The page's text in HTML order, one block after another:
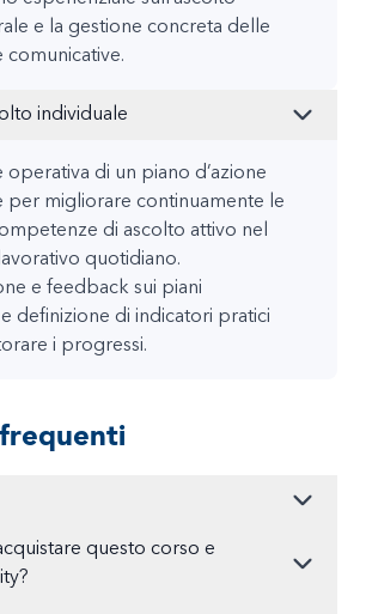
e la gestione concreta delle
comunicative.
individuale
operativa di un piano d’azione
per migliorare continuamente le
di ascolto attivo nel
quotidiano.
e feedback sui piani
definizione di indicatori pratici
i progressi.
questo corso e